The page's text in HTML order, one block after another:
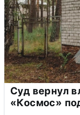
Суд вернул
«Космос»